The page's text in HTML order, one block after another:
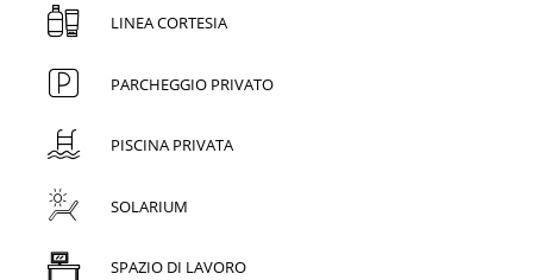
LINEA CORTESIA
PARCHEGGIO PRIVATO
PISCINA PRIVATA
SOLARIUM
SPAZIO DI LAVORO